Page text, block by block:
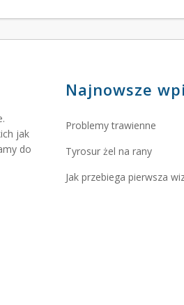
jak
do
Najnowsze
Problemy trawienne
Tyrosur żel na rany
Jak przebiega pierwsza